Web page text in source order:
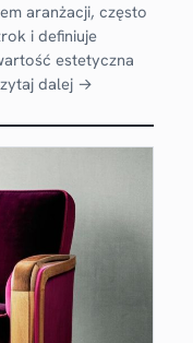
aranżacji, często
i definiuje
estetyczna
dalej →